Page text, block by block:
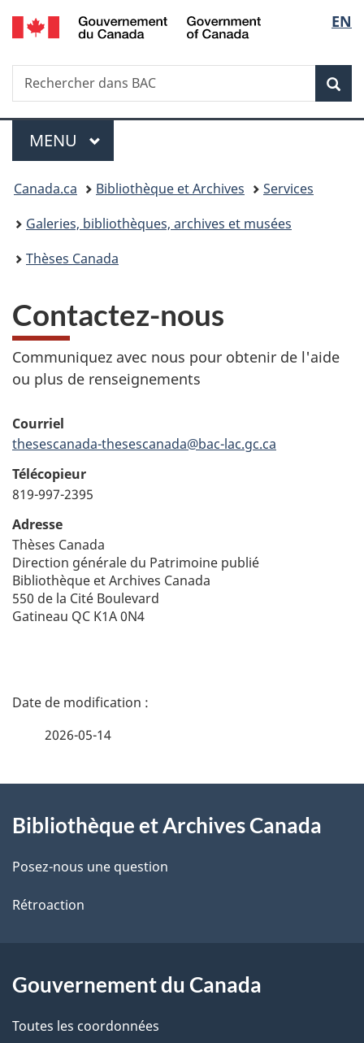
Passer
au
Passer
à
du
Passer
à
simplifiée
de
la
EN
Recherche
Rechercher
dans
Menu
MENU PRINCIPAL
Vous
êtes
ici :
Canada.ca Bibliothèque et Archives
Services
Galeries, bibliothèques, archives et musées
Thèses Canada
Contactez-nous
Communiquez avec nous pour obtenir de l'aide
ou plus de renseignements
Courriel
thesescanada-thesescanada@bac-lac.gc.ca
Télécopieur
819-997-2395
Adresse
Thèses Canada
Direction générale du Patrimoine publié
Bibliothèque et Archives Canada
550 de la Cité Boulevard
Gatineau QC K1A 0N4
D
i
l
s
e
2026-05-14
propos
de
ce
Bibliothèque et Archives Canada
Posez-nous une question
Rétroaction
Gouvernement du Canada
Toutes les coordonnées